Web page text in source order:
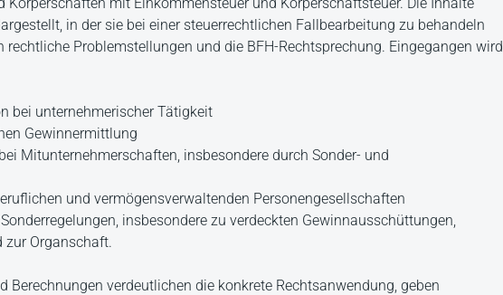
in der sie bei einer steuerrechtlichen Fallbearbeitung zu behandeln
rechtliche Problemstellungen und die BFH-Rechtsprechung. Eingegangen wird
bei unternehmerischer Tätigkeit
Gewinnermittlung
Mitunternehmerschaften, insbesondere durch Sonder- und
und vermögensverwaltenden Personengesellschaften
insbesondere zu verdeckten Gewinnausschüttungen,
zur Organschaft.
Berechnungen verdeutlichen die konkrete Rechtsanwendung, geben